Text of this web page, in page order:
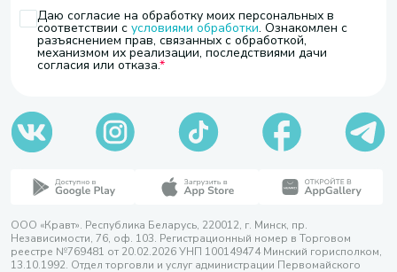
Даю согласие на обработку моих персональных в
соответствии с условиями обработки. Ознакомлен с
разъяснением прав, связанных с обработкой,
механизмом их реализации, последствиями дачи
согласия или отказа.
ООО «Кравт». Республика Беларусь, 220012, г. Минск, пр.
Независимости, 76, оф. 103. Регистрационный номер в Торговом
реестре №769481 от 20.02.2026 УНП 100149474 Минский горисполком,
13.10.1992. Отдел торговли и услуг администрации Первомайского